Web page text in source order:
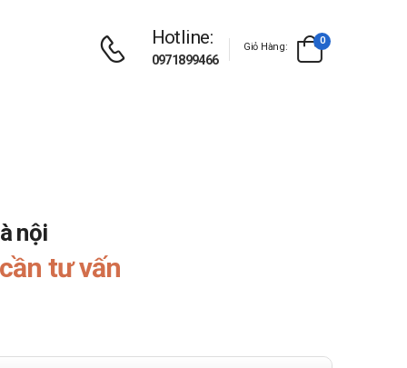
Hotline:
0971899466
Giỏ Hàng:
0
nội
tư vấn